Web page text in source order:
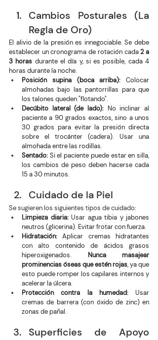
Cambios Posturales (La
Regla de Oro)
El alivio de la presión es innegociable. Se debe
establecer un cronograma de rotación cada 2 a
3 horas durante el día y, si es posible, cada 4
horas durante la noche.
Posición supina (boca arriba): Colocar
almohadas bajo las pantorrillas para que
los talones queden "flotando".
Decúbito lateral (de lado): No inclinar al
paciente a 90 grados exactos, sino a unos
30 grados para evitar la presión directa
sobre el trocánter (cadera). Usar una
almohada entre las rodillas.
Sentado: Si el paciente puede estar en silla,
los cambios de peso deben hacerse cada
15 a 30 minutos.
Cuidado de la Piel
Se sugieren los siguientes tipos de cuidado:
Limpieza diaria: Usar agua tibia y jabones
neutros (glicerina). Evitar frotar con fuerza.
Hidratación: Aplicar cremas hidratantes
con alto contenido de ácidos grasos
hiperoxigenados. Nunca masajear
prominencias óseas que estén rojas, ya que
esto puede romper los capilares internos y
acelerar la úlcera.
Protección contra la humedad: Usar
cremas de barrera (con óxido de zinc) en
zonas de pañal.
Superficies de Apoyo